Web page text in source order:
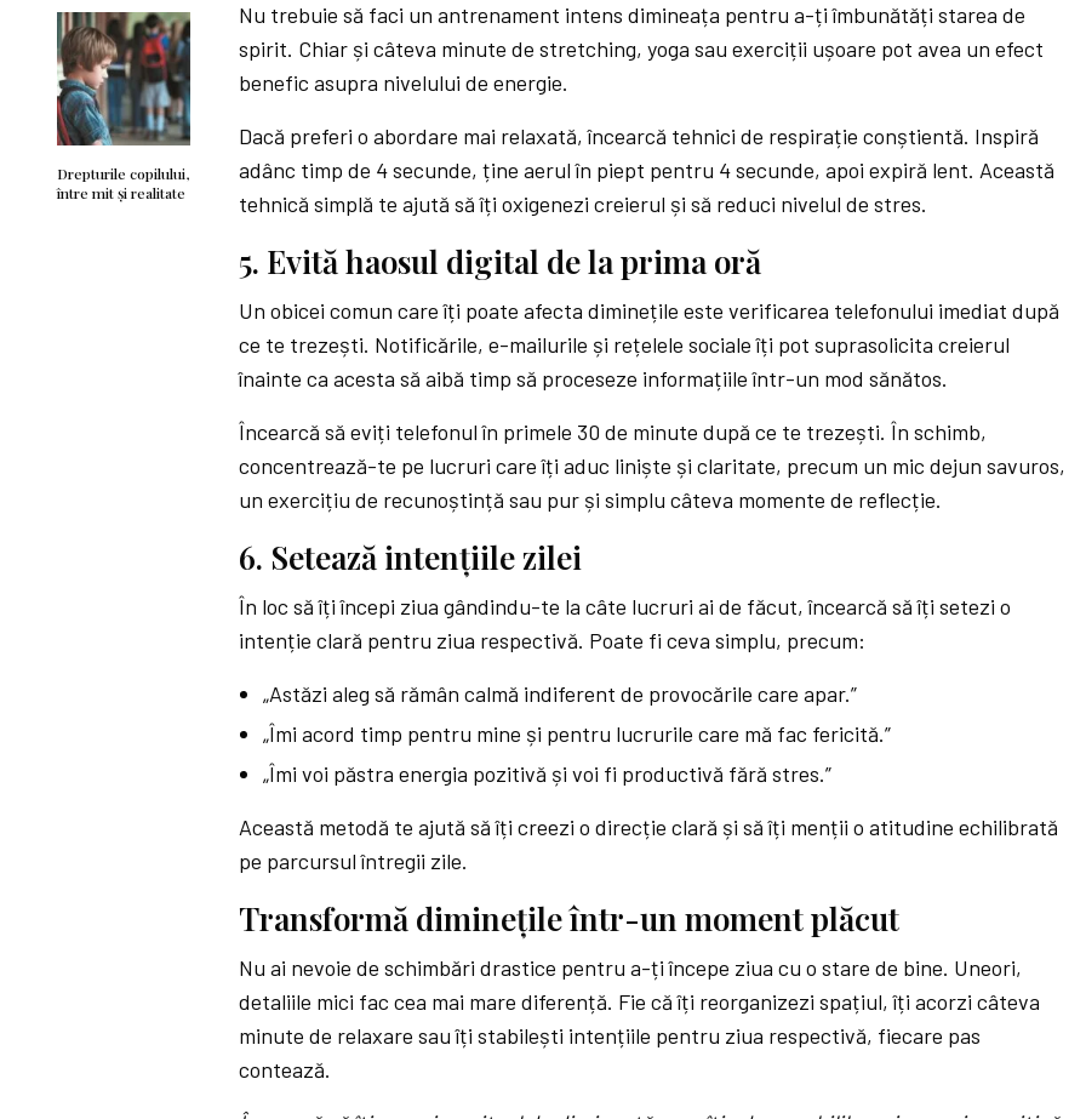
Drepturile copilului,
între mit și realitate
Nu trebuie să faci un antrenament intens dimineața pentru a-ți îmbunătăți starea de
spirit. Chiar și câteva minute de stretching, yoga sau exerciții ușoare pot avea un efect
benefic asupra nivelului de energie.
Dacă preferi o abordare mai relaxată, încearcă tehnici de respirație conștientă. Inspiră
adânc timp de 4 secunde, ține aerul în piept pentru 4 secunde, apoi expiră lent. Această
tehnică simplă te ajută să îți oxigenezi creierul și să reduci nivelul de stres.
5. Evită haosul digital de la prima oră
Un obicei comun care îți poate afecta diminețile este verificarea telefonului imediat după
ce te trezești. Notificările, e-mailurile și rețelele sociale îți pot suprasolicita creierul
înainte ca acesta să aibă timp să proceseze informațiile într-un mod sănătos.
Încearcă să eviți telefonul în primele 30 de minute după ce te trezești. În schimb,
concentrează-te pe lucruri care îți aduc liniște și claritate, precum un mic dejun savuros,
un exercițiu de recunoștință sau pur și simplu câteva momente de reflecție.
6. Setează intențiile zilei
În loc să îți începi ziua gândindu-te la câte lucruri ai de făcut, încearcă să îți setezi o
intenție clară pentru ziua respectivă. Poate fi ceva simplu, precum:
„Astăzi aleg să rămân calmă indiferent de provocările care apar.”
„Îmi acord timp pentru mine și pentru lucrurile care mă fac fericită.”
„Îmi voi păstra energia pozitivă și voi fi productivă fără stres.”
Această metodă te ajută să îți creezi o direcție clară și să îți menții o atitudine echilibrată
pe parcursul întregii zile.
Transformă diminețile într-un moment plăcut
Nu ai nevoie de schimbări drastice pentru a-ți începe ziua cu o stare de bine. Uneori,
detaliile mici fac cea mai mare diferență. Fie că îți reorganizezi spațiul, îți acorzi câteva
minute de relaxare sau îți stabilești intențiile pentru ziua respectivă, fiecare pas
contează.